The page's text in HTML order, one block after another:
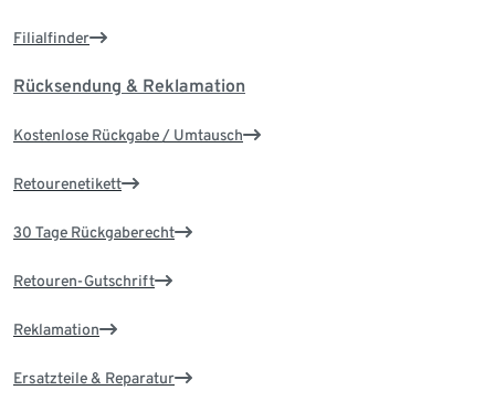
Filialfinder
Rücksendung & Reklamation
Kostenlose Rückgabe / Umtausch
Retourenetikett
30 Tage Rückgaberecht
Retouren-Gutschrift
Reklamation
Ersatzteile & Reparatur